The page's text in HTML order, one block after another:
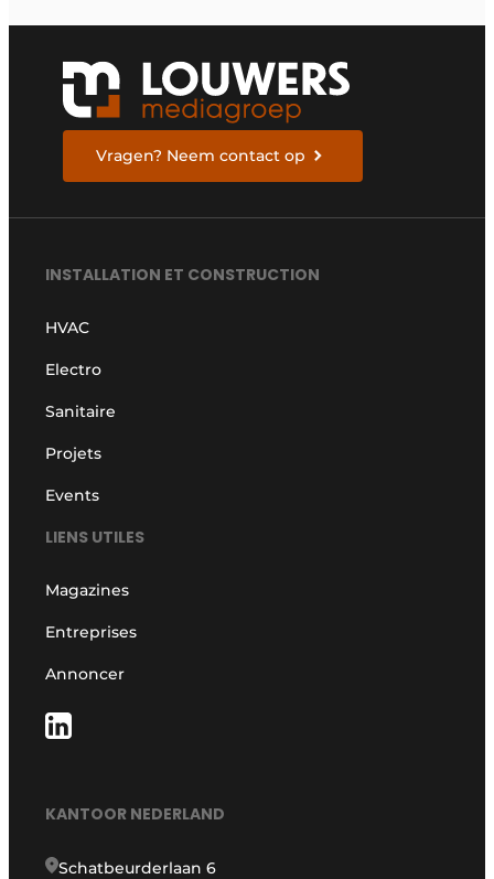
Vragen? Neem contact op
INSTALLATION ET CONSTRUCTION
HVAC
Electro
Sanitaire
Projets
Events
LIENS UTILES
Magazines
Entreprises
Annoncer
KANTOOR NEDERLAND
Schatbeurderlaan 6